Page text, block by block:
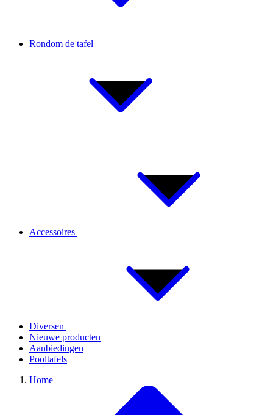
Rondom de tafel
Accessoires
Diversen
Nieuwe producten
Aanbiedingen
Pooltafels
Home